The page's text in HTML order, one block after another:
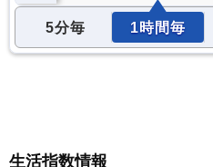
5分毎 1時間毎
生活指数情報